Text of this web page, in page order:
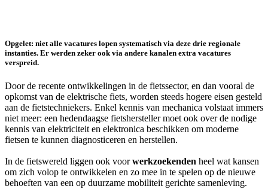
Opgelet: niet alle vacatures lopen systematisch via deze drie regionale
instanties. Er werden zeker ook via andere kanalen extra vacatures
verspreid.
Door de recente ontwikkelingen in de fietssector, en dan vooral de
opkomst van de elektrische fiets, worden steeds hogere eisen gesteld
aan de fietstechniekers. Enkel kennis van mechanica volstaat immers
niet meer: een hedendaagse fietshersteller moet ook over de nodige
kennis van elektriciteit en elektronica beschikken om moderne
fietsen te kunnen diagnosticeren en herstellen.
In de fietswereld liggen ook voorwerkzoekenden heel wat kansen
om zich volop te ontwikkelen en zo mee in te spelen op de nieuwe
behoeften van een op duurzame mobiliteit gerichte samenleving.